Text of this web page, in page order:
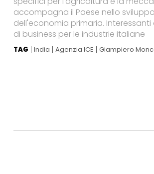
accompagna il Paese nello sviluppo
dell'economia primaria.
di business per le industrie italiane
TAG India Agenzia ICE Giampiero